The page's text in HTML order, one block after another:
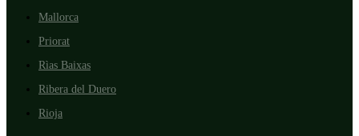
Mallorca
Priorat
Rìas Baixas
Ribera del Duero
Rioja